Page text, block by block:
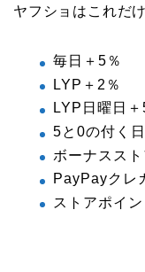
ヤフショはこれだ
毎日＋5％
LYP＋2％
LYP日曜日＋
5と0の付く
ボーナスス
PayPayクレ
ストアポイ